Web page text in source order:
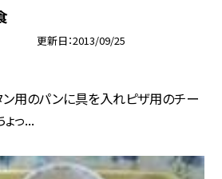
更新日 2013/09/25
ン用のパンに具を入れピザ用のチー
っ...